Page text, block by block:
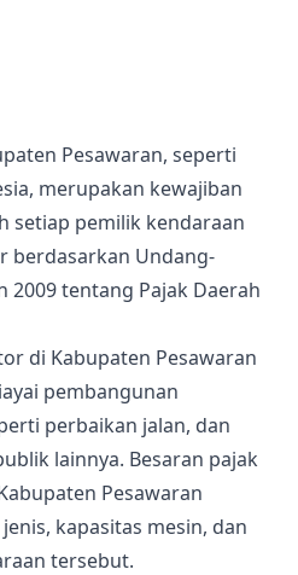
Pesawaran, seperti
merupakan kewajiban
setiap pemilik kendaraan
berdasarkan Undang-
2009 tentang Pajak Daerah
di Kabupaten Pesawaran
pembangunan
perbaikan jalan, dan
lainnya. Besaran pajak
Pesawaran
kapasitas mesin, dan
tersebut.